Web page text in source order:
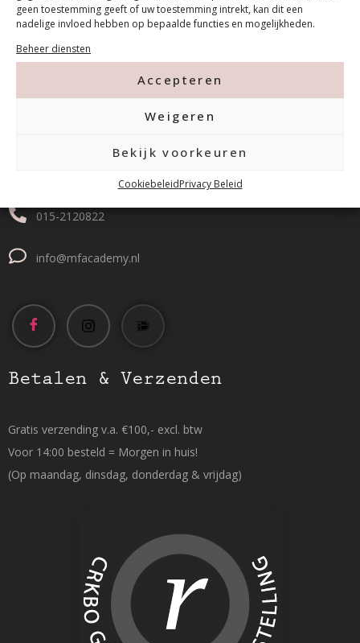
geen toestemming geeft of uw toestemming intrekt, kan dit een
nadelige invloed hebben op bepaalde functies en mogelijkheden.
Beheer diensten
Accepteren
Weigeren
Bekijk voorkeuren
CookiebeleidPrivacy Beleid
015-2120822
info@mfacademy.nl
Betalen & Verzenden
Gratis verzending v.a. €100,- excl. btw
Voor 14:00 besteld = Morgen in huis!
(Op maandag, dinsdag, donderdag & vrijdag)